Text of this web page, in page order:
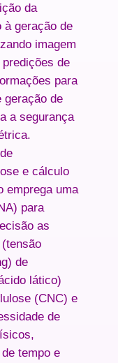
da
à geração de
imagem
de
para
geração de
a segurança
e cálculo
emprega uma
para
as
de
lático)
(CNC) e
de
tempo e